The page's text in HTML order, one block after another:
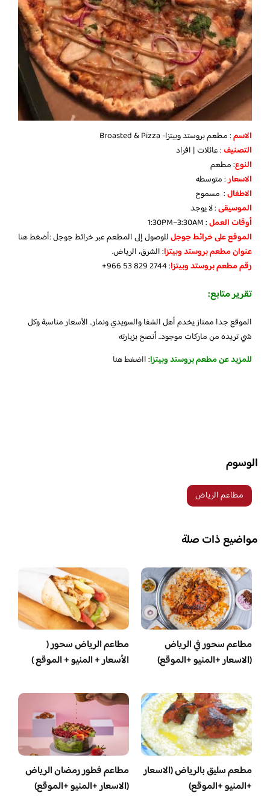
الاسم: مطعم بروستد وبيتزا- Broasted & Pizza
التصنيف: عائلات | افراد
النوع: مطعم
الاسعار: متوسطه
الاطفال: مسموح
الموسيقى: لا يوجد
أوقات العمل: 1:30PM–3:30AM
الموقع على خرائط جوجلللوصول إلى المطعم عبر خرائط جوجل :أضغط هنا
عنوان مطعم بروستد وبيتزا: الشرق، الرياض.
رقم مطعم بروستد وبيتزا: ‪+966 53 829 2744‬‏
تقرير متابع:
الموقع جدا ممتاز يخدم أهل الشفا والسويدي ونمار.. الأسعار مناسبة وكل
شي تريده من ماركات موجود.. أنصح بزيارته
للمزيد عن مطعم بروستد وبيتزا: ااضغط هنا
الوسوم
مطاعم الرياض
مواضيع ذات صلة
مطاعم سحور في الرياض
(الاسعار +المنيو +الموقع)
مطاعم الرياض سحور (
الأسعار + المنيو + الموقع )
مطعم سليق بالرياض (الاسعار
+المنيو +الموقع)
مطاعم فطور رمضان الرياض
(الاسعار +المنيو +الموقع)